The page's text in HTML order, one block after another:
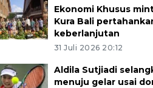
Ekonomi Khusus
Kura Bali
keberlanjutan
31 Juli 2026 20:12
Aldila Sutjiadi
menuju gelar usai